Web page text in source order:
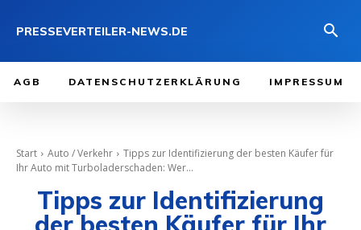
PRESSEVERTEILER-NEWS.DE
AGB DATENSCHUTZERKLÄRUNG IMPRESSUM
Start Auto / Verkehr
Tipps zur Identifizierung der besten Käufer für
Ihr Auto mit Turboladerschaden: Wer...
Tipps zur Identifizierung